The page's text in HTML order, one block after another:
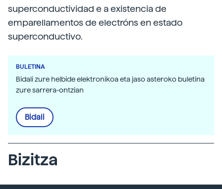
superconductividad e a existencia de
emparellamentos de electróns en estado
superconductivo.
BULETINA
Bidali zure helbide elektronikoa eta jaso asteroko buletina
zure sarrera-ontzian
Bidali
Bizitza